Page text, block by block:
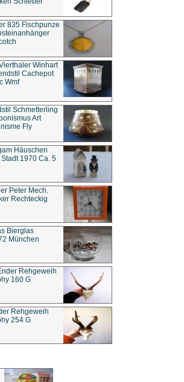
835 Fischpunze
Winhart
Cachepot
Wmf
Schmetterling
Art
Fly
Häuschen
1970 Ca. 5
Peter Mech.
Rechteckig
Bierglas
München
Rehgeweih
160 G
Rehgeweih
254 G